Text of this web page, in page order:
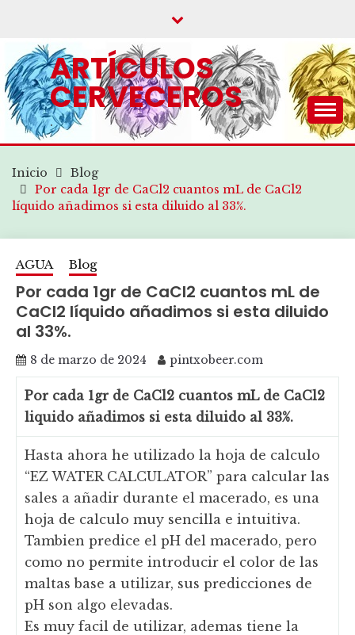
contenido
ARTÍCULOS
CERVECEROS
.
Inicio
Blog
Por cada 1gr de CaCl2 cuantos mL de CaCl2
líquido añadimos si esta diluido al 33%.
AGUA Blog
Por cada 1gr de CaCl2 cuantos mL de
CaCl2 líquido añadimos si esta diluido
al 33%.
8 de marzo de 2024 pintxobeer.com
Por cada 1gr de CaCl2 cuantos mL de CaCl2
liquido añadimos si esta diluido al 33%.
Hasta ahora he utilizado la hoja de calculo
“EZ WATER CALCULATOR” para calcular las
sales a añadir durante el macerado, es una
hoja de calculo muy sencilla e intuitiva.
Tambien predice el pH del macerado, pero
como no permite introducir el color de las
maltas base a utilizar, sus predicciones de
pH son algo elevadas.
Es muy facil de utilizar, ademas tiene la